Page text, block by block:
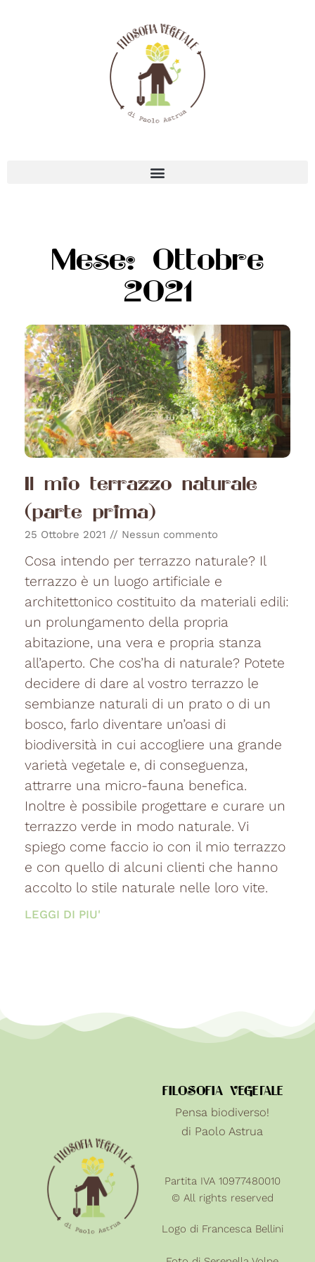
Mese: Ottobre
2021
Il mio terrazzo naturale
(parte prima)
25 Ottobre 2021 Nessun commento
Cosa intendo per terrazzo naturale? Il
terrazzo è un luogo artificiale e
architettonico costituito da materiali edili:
un prolungamento della propria
abitazione, una vera e propria stanza
all’aperto. Che cos’ha di naturale? Potete
decidere di dare al vostro terrazzo le
sembianze naturali di un prato o di un
bosco, farlo diventare un’oasi di
biodiversità in cui accogliere una grande
varietà vegetale e, di conseguenza,
attrarre una micro-fauna benefica.
Inoltre è possibile progettare e curare un
terrazzo verde in modo naturale. Vi
spiego come faccio io con il mio terrazzo
e con quello di alcuni clienti che hanno
accolto lo stile naturale nelle loro vite.
LEGGI DI PIU'
FILOSOFIA VEGETALE
Pensa biodiverso!
di Paolo Astrua
Partita IVA 10977480010
© All rights reserved
Logo di Francesca Bellini